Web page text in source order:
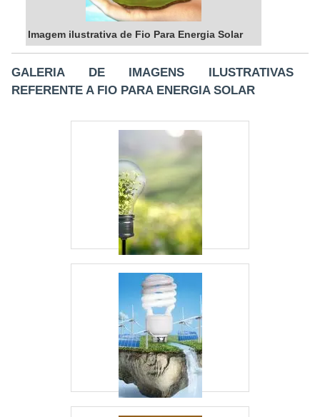
Imagem ilustrativa de Fio Para Energia Solar
GALERIA DE IMAGENS ILUSTRATIVAS
REFERENTE A FIO PARA ENERGIA SOLAR